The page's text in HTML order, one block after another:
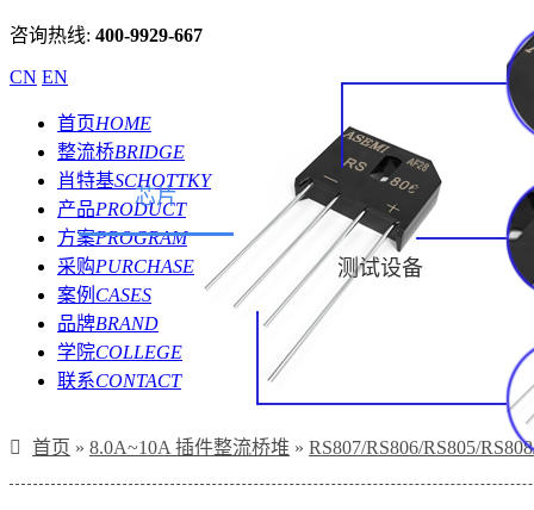
咨询热线: 400-9929-667
CN EN
首页HOME
整流桥BRIDGE
肖特基SCHOTTKY
产品PRODUCT
方案PROGRAM
采购PURCHASE
案例 CASES
品牌BRAND
学院COLLEGE
联系CONTACT
首页 » 8.0A~10A 插件整流桥堆 » RS807/RS806/RS805/
芯片 打标方式
测试设备